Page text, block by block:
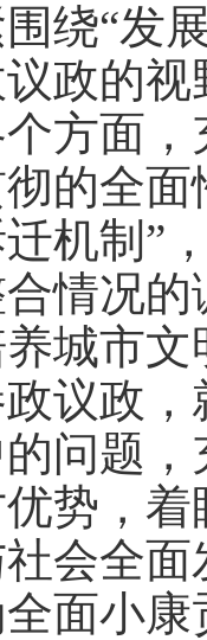
绕“发
政的
方面
的全
机制”
情况
城市
议政
问题
势，
会全
面小